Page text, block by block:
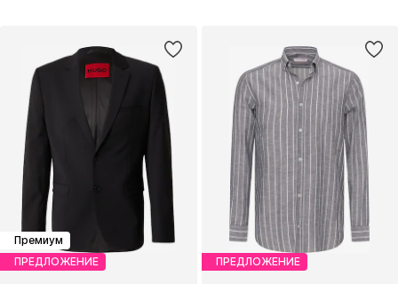
Премиум
ПРЕДЛОЖЕНИЕ
ПРЕДЛОЖЕНИЕ